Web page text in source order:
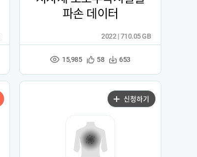
파손 데이터
조
수
15,985
관
등
록
58
다
수
653
2022 | 710.05 GB
신청하기